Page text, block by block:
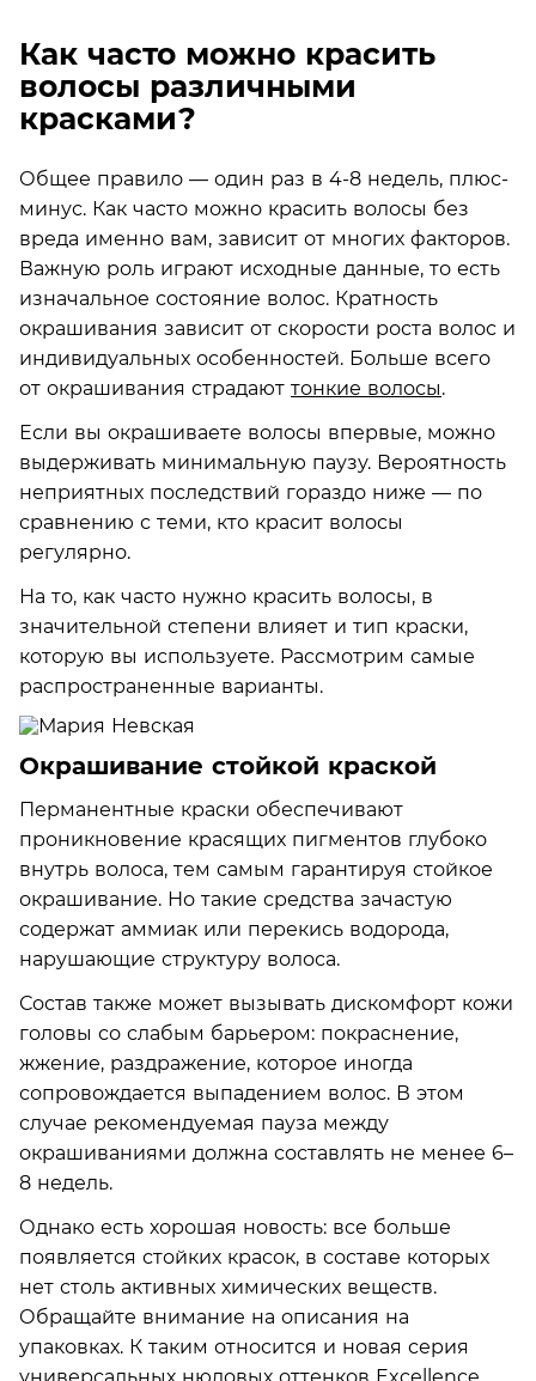
Как часто можно красить
волосы различными
красками?
Общее правило — один раз в 4-8 недель, плюс-
минус. Как часто можно красить волосы без
вреда именно вам, зависит от многих факторов.
Важную роль играют исходные данные, то есть
изначальное состояние волос. Кратность
окрашивания зависит от скорости роста волос и
индивидуальных особенностей. Больше всего
от окрашивания страдают тонкие волосы.
Если вы окрашиваете волосы впервые, можно
выдерживать минимальную паузу. Вероятность
неприятных последствий гораздо ниже — по
сравнению с теми, кто красит волосы
регулярно.
На то, как часто нужно красить волосы, в
значительной степени влияет и тип краски,
которую вы используете. Рассмотрим самые
распространенные варианты.
Окрашивание стойкой краской
Перманентные краски обеспечивают
проникновение красящих пигментов глубоко
внутрь волоса, тем самым гарантируя стойкое
окрашивание. Но такие средства зачастую
содержат аммиак или перекись водорода,
нарушающие структуру волоса.
Состав также может вызывать дискомфорт кожи
головы со слабым барьером: покраснение,
жжение, раздражение, которое иногда
сопровождается выпадением волос. В этом
случае рекомендуемая пауза между
окрашиваниями должна составлять не менее 6–
8 недель.
Однако есть хорошая новость: все больше
появляется стойких красок, в составе которых
нет столь активных химических веществ.
Обращайте внимание на описания на
упаковках. К таким относится и новая серия
универсальных нюдовых оттенков Excellence